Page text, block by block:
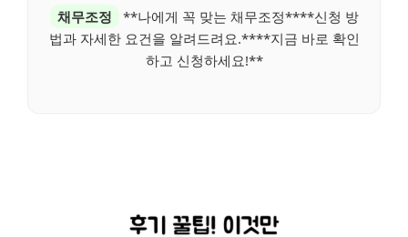
채무조정
**나에게 꼭 맞는 채무조정****신청 방
법과 자세한 요건을 알려드려요.****지금 바로 확인
하고 신청하세요!**